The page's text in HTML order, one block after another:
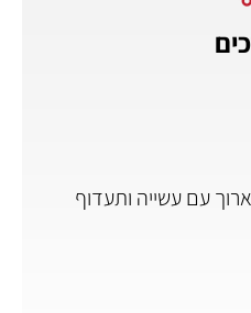
עם עשייה ותעדוף